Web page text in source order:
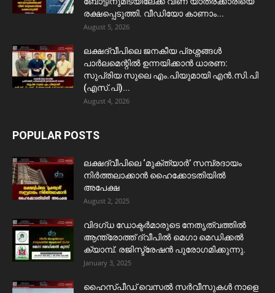
രക്ഷപ്പെടുത്തി. വീഡിയോ കാണാം...
August 5, 2026
ലക്ഷദ്വീപിലെ ജനകീയ പ്രശ്നങ്ങൾ
പാർലമെന്റിൽ ഉന്നയിക്കാൻ ധാരണ:
സുപ്രിയ സുലെ എം.പിയുമായി എൻ.സി.പി
(എസ്.പി)...
August 4, 2026
POPULAR POSTS
ലക്ഷദ്വീപിലെ ‘മുക്ത്യാർ’ സമ്പ്രദായം
നിർത്തലാക്കാൻ ഹൈക്കോടതിയിൽ
അപേക്ഷ
August 2, 2025
വിദഗ്ധ ഡോക്ടർമാരുടെ നേതൃത്വത്തിൽ
ആന്ത്രോത്ത് ദ്വീപിൽ മെഗാ മെഡിക്കൽ
ക്യാമ്പ്. രജിസ്ട്രേഷൻ പുരോഗമിക്കുന്നു.
January 3, 2025
ഹൈസ്പീഡ് വെസൽ സർവീസുകൾ നാളെ